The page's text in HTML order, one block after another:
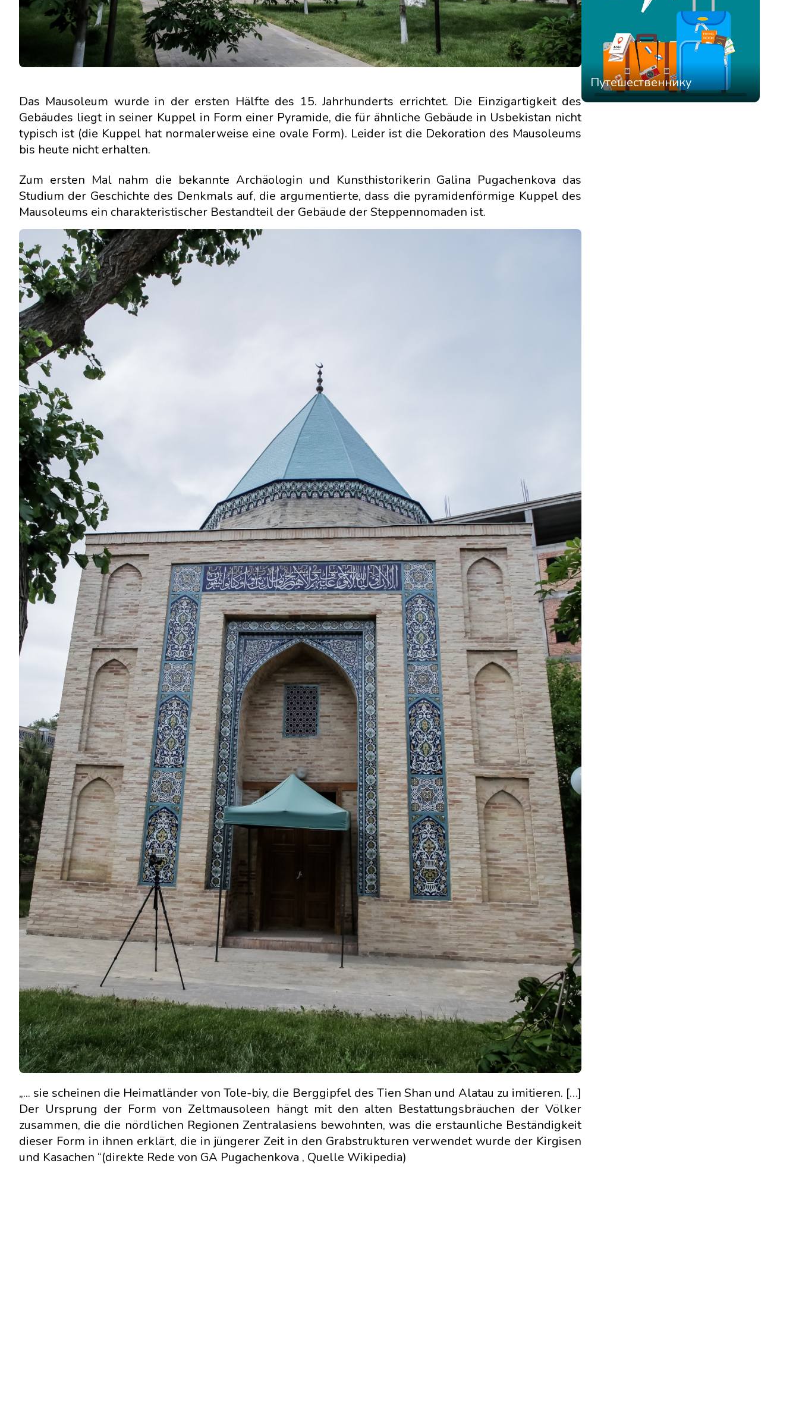
Das Mausoleum wurde in der ersten Hälfte des 15. Jahrhunderts errichtet. Die Einzigartigkeit des
Gebäudes liegt in seiner Kuppel in Form einer Pyramide, die für ähnliche Gebäude in Usbekistan nicht
typisch ist (die Kuppel hat normalerweise eine ovale Form). Leider ist die Dekoration des Mausoleums
bis heute nicht erhalten.
Zum ersten Mal nahm die bekannte Archäologin und Kunsthistorikerin Galina Pugachenkova das
Studium der Geschichte des Denkmals auf, die argumentierte, dass die pyramidenförmige Kuppel des
Mausoleums ein charakteristischer Bestandteil der Gebäude der Steppennomaden ist.
„... sie scheinen die Heimatländer von Tole-biy, die Berggipfel des Tien Shan und Alatau zu imitieren. […]
Der Ursprung der Form von Zeltmausoleen hängt mit den alten Bestattungsbräuchen der Völker
zusammen, die die nördlichen Regionen Zentralasiens bewohnten, was die erstaunliche Beständigkeit
dieser Form in ihnen erklärt, die in jüngerer Zeit in den Grabstrukturen verwendet wurde der Kirgisen
und Kasachen “(direkte Rede von GA Pugachenkova , Quelle Wikipedia)
Путешественнику